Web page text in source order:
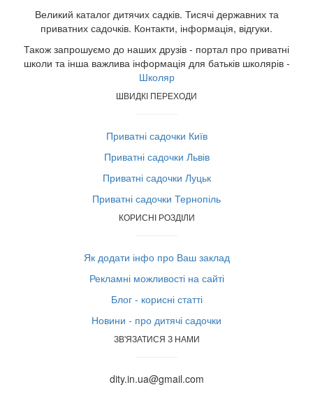
Великий каталог дитячих садків. Тисячі державних та
приватних садочків. Контакти, інформація, відгуки.
Також запрошуємо до наших друзів - портал про приватні
школи та інша важлива інформація для батьків школярів -
Школяр
ШВИДКІ ПЕРЕХОДИ
Приватні садочки Київ
Приватні садочки Львів
Приватні садочки Луцьк
Приватні садочки Тернопіль
КОРИСНІ РОЗДІЛИ
Як додати інфо про Ваш заклад
Рекламні можливості на сайті
Блог - корисні статті
Новини - про дитячі садочки
ЗВ'ЯЗАТИСЯ З НАМИ
dity.in.ua@gmail.com